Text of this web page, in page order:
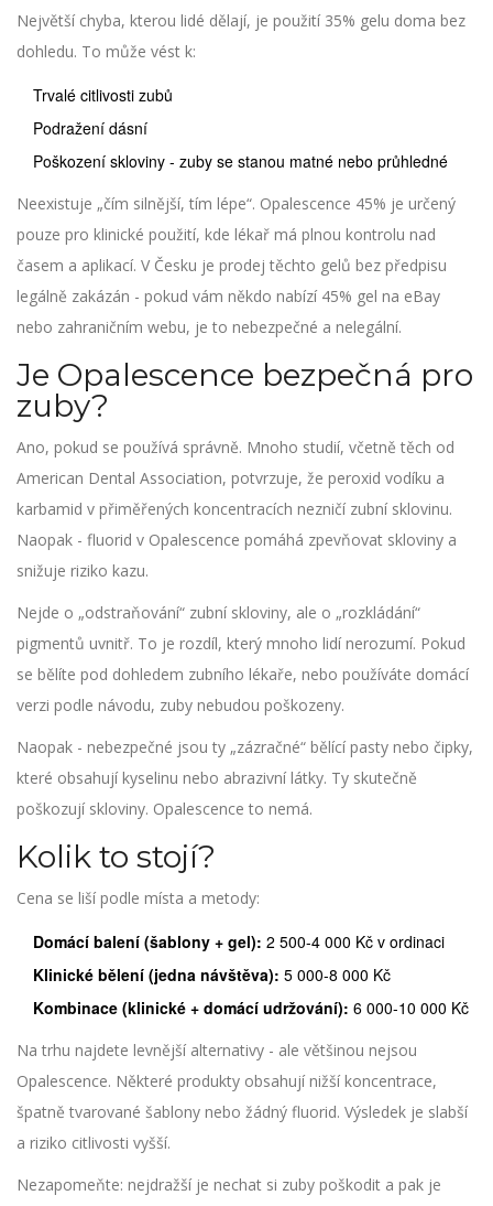
Největší chyba, kterou lidé dělají, je použití 35% gelu doma bez
dohledu. To může vést k:
Trvalé citlivosti zubů
Podražení dásní
Poškození skloviny - zuby se stanou matné nebo průhledné
Neexistuje „čím silnější, tím lépe“. Opalescence 45% je určený
pouze pro klinické použití, kde lékař má plnou kontrolu nad
časem a aplikací. V Česku je prodej těchto gelů bez předpisu
legálně zakázán - pokud vám někdo nabízí 45% gel na eBay
nebo zahraničním webu, je to nebezpečné a nelegální.
Je Opalescence bezpečná pro
zuby?
Ano, pokud se používá správně. Mnoho studií, včetně těch od
American Dental Association, potvrzuje, že peroxid vodíku a
karbamid v přiměřených koncentracích nezničí zubní sklovinu.
Naopak - fluorid v Opalescence pomáhá zpevňovat skloviny a
snižuje riziko kazu.
Nejde o „odstraňování“ zubní skloviny, ale o „rozkládání“
pigmentů uvnitř. To je rozdíl, který mnoho lidí nerozumí. Pokud
se bělíte pod dohledem zubního lékaře, nebo používáte domácí
verzi podle návodu, zuby nebudou poškozeny.
Naopak - nebezpečné jsou ty „zázračné“ bělící pasty nebo čipky,
které obsahují kyselinu nebo abrazivní látky. Ty skutečně
poškozují skloviny. Opalescence to nemá.
Kolik to stojí?
Cena se liší podle místa a metody:
Domácí balení (šablony + gel): 2 500-4 000 Kč v ordinaci
Klinické bělení (jedna návštěva): 5 000-8 000 Kč
Kombinace (klinické + domácí udržování): 6 000-10 000 Kč
Na trhu najdete levnější alternativy - ale většinou nejsou
Opalescence. Některé produkty obsahují nižší koncentrace,
špatně tvarované šablony nebo žádný fluorid. Výsledek je slabší
a riziko citlivosti vyšší.
Nezapomeňte: nejdražší je nechat si zuby poškodit a pak je